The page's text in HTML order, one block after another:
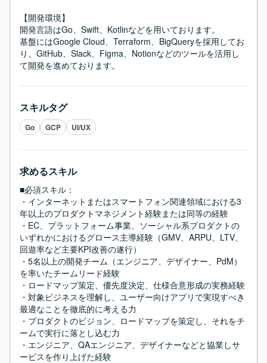
【開発環境】
開発言語はGo、Swift、Kotlinなどを用いております。
基盤にはGoogle Cloud、Terraform、BigQueryを採用してお
り、GitHub、Slack、Figma、Notionなどのツールを活用し
て開発を進めております。
スキルタグ
Go GCP UI/UX
求めるスキル
■必須スキル：
・インターネットまたはスマートフォン関連領域における3
年以上のプロダクトマネジメント経験または同等の経験
・EC、プラットフォーム事業、ソーシャル系プロダクトの
いずれかにおけるグロース主導経験（GMV、ARPU、LTV、
回遊率など主要KPI改善の遂行）
・5名以上の開発チーム（エンジニア、デザイナー、PdM）
を率いたチームリード経験
・ロードマップ策定、優先度決定、仕様合意形成の実務経験
・対象ビジネスを理解し、ユーザー向けアプリで実現すべき
最適なことを徹底的に考える力
・プロダクトのビジョン、ロードマップを策定し、それをチ
ームで実行に落とし込む力
・エンジニア、QAエンジニア、デザイナーなどと協業しサ
ービスを作り上げた経験